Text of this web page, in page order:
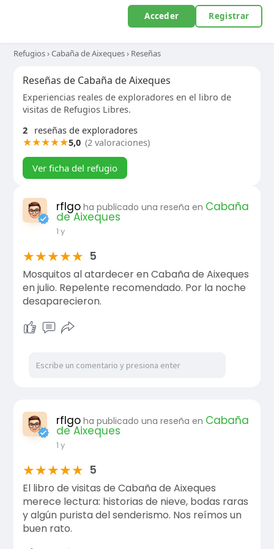
Acceder Registrar
Refugios›Cabaña de Aixeques› Reseñas
Reseñas de Cabaña de Aixeques
Experiencias reales de exploradores en el libro de
visitas de Refugios Libres.
2
reseñas de exploradores
★★★★★5,0 (2 valoraciones)
Ver ficha del refugio
rflgo ha publicado una reseña en Cabaña
de Aixeques
1 y
★★★★★ 5
Mosquitos al atardecer en Cabaña de Aixeques
en julio. Repelente recomendado. Por la noche
desaparecieron.
rflgo ha publicado una reseña en Cabaña
de Aixeques
1 y
★★★★★ 5
El libro de visitas de Cabaña de Aixeques
merece lectura: historias de nieve, bodas raras
y algún purista del senderismo. Nos reímos un
buen rato.